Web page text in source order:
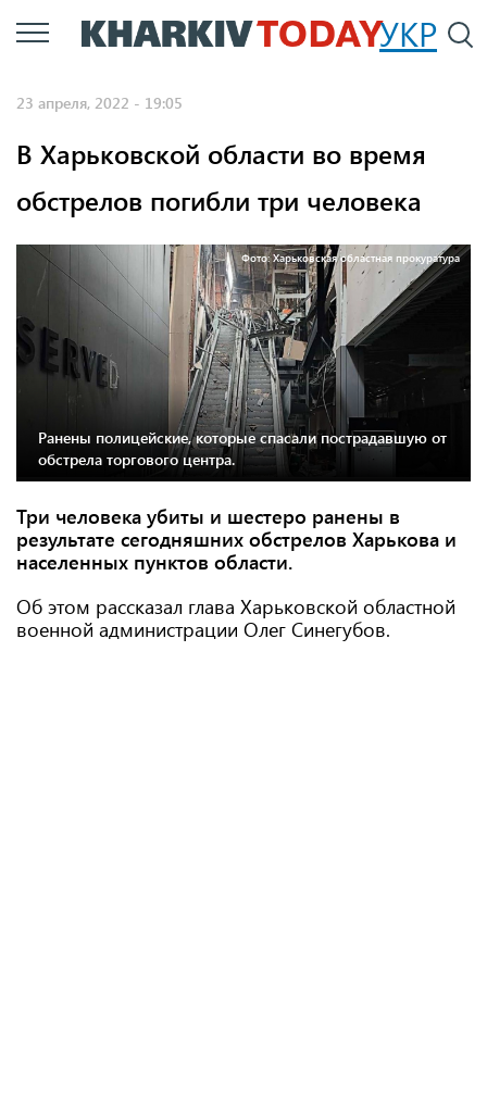
Перейти
к
УКР
23 апреля, 2022 - 19:05
В Харьковской области во время
обстрелов погибли три человека
Фото: Харьковская областная прокуратура
Ранены полицейские, которые спасали пострадавшую от
обстрела торгового центра.
Три человека убиты и шестеро ранены в
результате сегодняшних обстрелов Харькова и
населенных пунктов области.
Об этом рассказал глава Харьковской областной
военной администрации Олег Синегубов.